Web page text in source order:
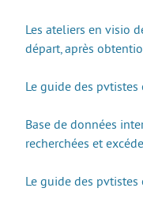
Chercher un
Les aides au
S’installer et
LOISIRS
Les ateliers en visio
départ, après
Le guide des pvtistes
Base de données
recherchées et
Le guide des